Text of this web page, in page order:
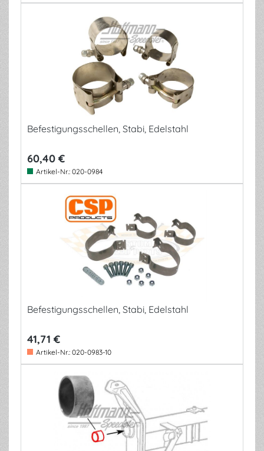
Befestigungsschellen, Stabi, Edelstahl
60,40 €
Artikel-Nr.: 020-0984
Befestigungsschellen, Stabi, Edelstahl
41,71 €
Artikel-Nr.: 020-0983-10